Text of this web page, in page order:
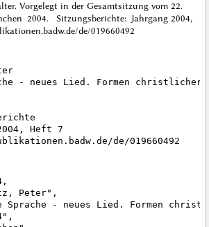
Vorgelegt in der Gesamtsitzung vom 22.
2004. Sitzungsberichte: Jahrgang 2004,
de/019660492
- neues Lied. Formen christlicher
Heft 7
de/019660492
Peter",
- neues Lied. Formen